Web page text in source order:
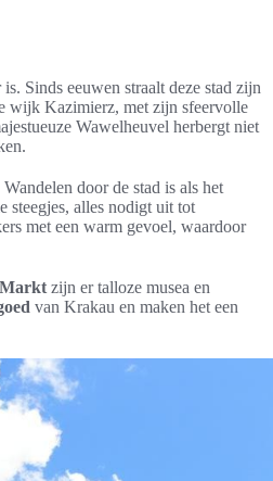
Sinds eeuwen straalt deze stad zijn
wijk Kazimierz, met zijn sfeervolle
Wawelheuvel herbergt niet
door de stad is als het
steegjes, alles nodigt uit tot
met een warm gevoel, waardoor
zijn er talloze musea en
van Krakau en maken het een